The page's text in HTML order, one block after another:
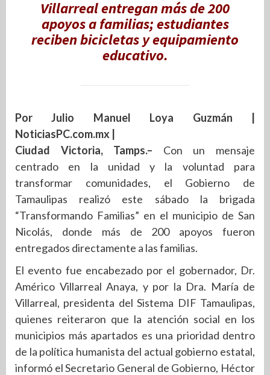
Villarreal entregan más de 200
apoyos a familias; estudiantes
reciben bicicletas y equipamiento
educativo.
Por Julio Manuel Loya Guzmán |
NoticiasPC.com.mx |
Ciudad Victoria, Tamps.– Con un mensaje
centrado en la unidad y la voluntad para
transformar comunidades, el Gobierno de
Tamaulipas realizó este sábado la brigada
“Transformando Familias” en el municipio de San
Nicolás, donde más de 200 apoyos fueron
entregados directamente a las familias.
El evento fue encabezado por el gobernador, Dr.
Américo Villarreal Anaya, y por la Dra. María de
Villarreal, presidenta del Sistema DIF Tamaulipas,
quienes reiteraron que la atención social en los
municipios más apartados es una prioridad dentro
de la política humanista del actual gobierno estatal,
informó el Secretario General de Gobierno, Héctor